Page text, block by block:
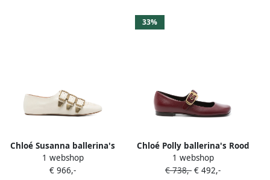
Chloé Susanna ballerina's
verfraaid met gesp Beige
1 webshop
€ 966,-
33%
Chloé Polly ballerina's Rood
1 webshop
€ 738,- € 492,-